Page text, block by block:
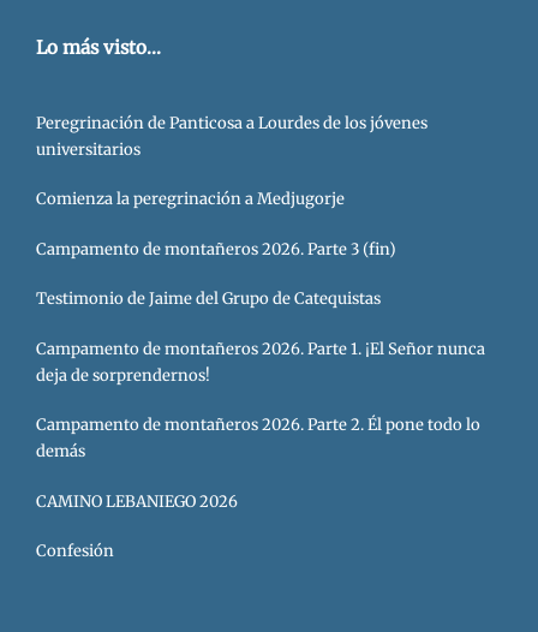
Lo más visto...
Peregrinación de Panticosa a Lourdes de los jóvenes
universitarios
Comienza la peregrinación a Medjugorje
Campamento de montañeros 2026. Parte 3 (fin)
Testimonio de Jaime del Grupo de Catequistas
Campamento de montañeros 2026. Parte 1. ¡El Señor nunca
deja de sorprendernos!
Campamento de montañeros 2026. Parte 2. Él pone todo lo
demás
CAMINO LEBANIEGO 2026
Confesión